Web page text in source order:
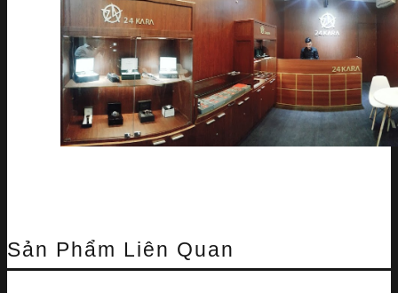
Sản Phẩm Liên Quan